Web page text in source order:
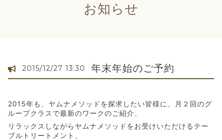
お知らせ
2015/12/27 13:30 年末年始のご予約
2015年も、ヤムナメソッドを探求したい皆様に、月２回のグ
ループクラスで最新のワークのご紹介、
リラックスしながらヤムナメソッドをお受けいただけるテー
ブルトリートメント、